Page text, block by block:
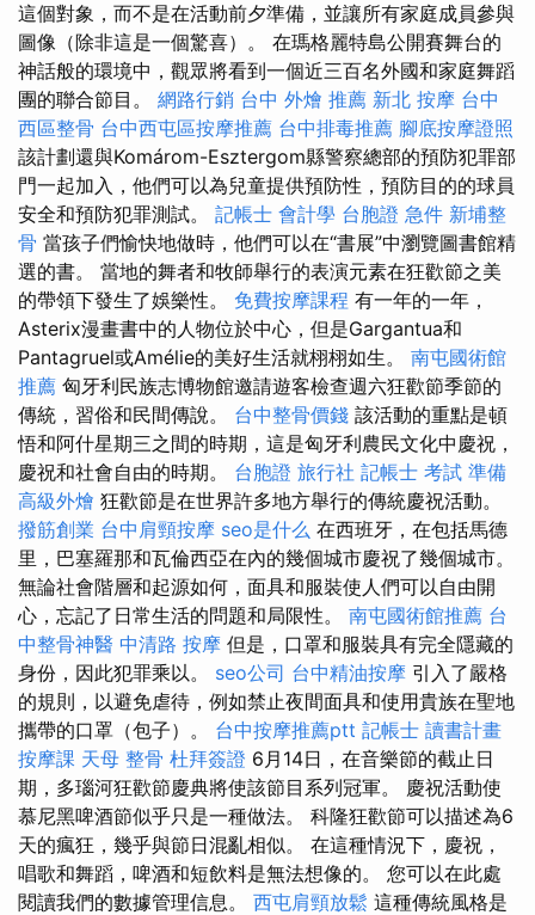
這個對象，而不是在活動前夕準備，並讓所有家庭成員參與
圖像（除非這是一個驚喜）。 在瑪格麗特島公開賽舞台的
神話般的環境中，觀眾將看到一個近三百名外國和家庭舞蹈
團的聯合節目。 網路行銷 台中 外燴 推薦 新北 按摩 台中
西區整骨 台中西屯區按摩推薦 台中排毒推薦 腳底按摩證照
該計劃還與Komárom-Esztergom縣警察總部的預防犯罪部
門一起加入，他們可以為兒童提供預防性，預防目的的球員
安全和預防犯罪測試。 記帳士 會計學 台胞證 急件 新埔整
骨 當孩子們愉快地做時，他們可以在“書展”中瀏覽圖書館精
選的書。 當地的舞者和牧師舉行的表演元素在狂歡節之美
的帶領下發生了娛樂性。 免費按摩課程 有一年的一年，
Asterix漫畫書中的人物位於中心，但是Gargantua和
Pantagruel或Amélie的美好生活就栩栩如生。 南屯國術館
推薦 匈牙利民族志博物館邀請遊客檢查週六狂歡節季節的
傳統，習俗和民間傳說。 台中整骨價錢 該活動的重點是頓
悟和阿什星期三之間的時期，這是匈牙利農民文化中慶祝，
慶祝和社會自由的時期。 台胞證 旅行社 記帳士 考試 準備
高級外燴 狂歡節是在世界許多地方舉行的傳統慶祝活動。
撥筋創業 台中肩頸按摩 seo是什么 在西班牙，在包括馬德
里，巴塞羅那和瓦倫西亞在內的幾個城市慶祝了幾個城市。
無論社會階層和起源如何，面具和服裝使人們可以自由開
心，忘記了日常生活的問題和局限性。 南屯國術館推薦 台
中整骨神醫 中清路 按摩 但是，口罩和服裝具有完全隱藏的
身份，因此犯罪乘以。 seo公司 台中精油按摩 引入了嚴格
的規則，以避免虐待，例如禁止夜間面具和使用貴族在聖地
攜帶的口罩（包子）。 台中按摩推薦ptt 記帳士 讀書計畫
按摩課 天母 整骨 杜拜簽證 6月14日，在音樂節的截止日
期，多瑙河狂歡節慶典將使該節目系列冠軍。 慶祝活動使
慕尼黑啤酒節似乎只是一種做法。 科隆狂歡節可以描述為6
天的瘋狂，幾乎與節日混亂相似。 在這種情況下，慶祝，
唱歌和舞蹈，啤酒和短飲料是無法想像的。 您可以在此處
閱讀我們的數據管理信息。 西屯肩頸放鬆 這種傳統風格是